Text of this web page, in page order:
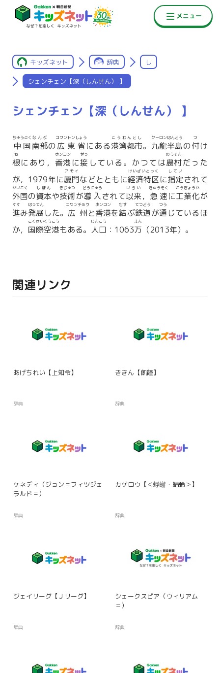
キッズネット 辞典 し
シェンチェン【深（しんせん） 】
シェンチェン【深（しんせん） 】
中国
ちゅうごく
南部
なんぶ
の広東省
コワントンしょう
にある港湾都市
こうわんとし
。 九龍半島
クーロンはんとう
の付
つ
け
根
ね
にあり， 香港
ホンコン
に接
せっ
している。かつては農村
のうそん
だった
が，1979年に厦門
アモイ
などとともに経済特区
けいざいとっく
に指定
してい
されて
外国
がいこく
の資本
しほん
や技術
ぎじゅつ
が導入
どうにゅう
されて以来
いらい
， 急速
きゅうそく
に工業化
こうぎょうか
が
進
すす
み発展
はってん
した。 広州
コワンチョウ
と香港
ホンコン
を結
むす
ぶ鉄道
てつどう
が通
つう
じているほ
か， 国際空港
こくさいくうこう
もある。 人口
じんこう
：1063万
まん
（2013年）。
関連リンク
あげちれい【上知令】
辞典
ききん【飢饉】
辞典
ケネディ（ジョン＝フィツジェ
ラルド＝）
辞典
カゲロウ【＜蜉蝣・蜻蛉＞】
辞典
ジェイリーグ【Ｊリーグ】
辞典
シェークスピア（ウィリアム
＝）
辞典